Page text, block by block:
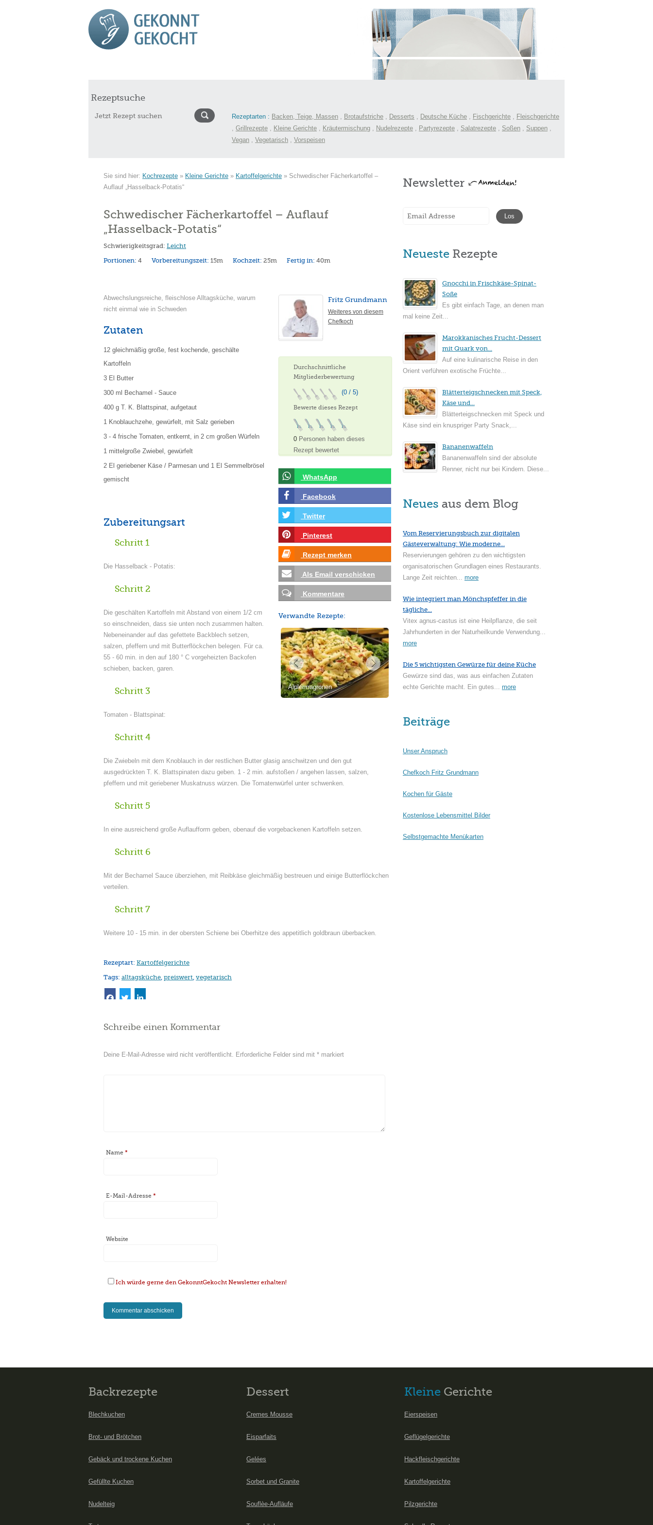
Blog
Rezeptsuche
Rezeptarten : Backen, Teige, Massen , Brotaufstriche , Desserts , Deutsche Küche , Fischgerichte , Fleischgerichte
, Grillrezepte , Kleine Gerichte , Kräutermischung , Nudelrezepte , Partyrezepte , Salatrezepte , Soßen , Suppen ,
Vegan , Vegetarisch , Vorspeisen
Sie sind hier: Kochrezepte » Kleine Gerichte » Kartoffelgerichte » Schwedischer Fächerkartoffel –
Auflauf „Hasselback-Potatis“
Schwedischer Fächerkartoffel – Auflauf
„Hasselback-Potatis“
Schwierigkeitsgrad: Leicht
Portionen: 4 Vorbereitungszeit: 15m Kochzeit: 25m Fertig in: 40m
Fritz Grundmann
Weiteres von diesem
Chefkoch
Durchschnittliche
Mitgliederbewertung
(0 / 5)
Bewerte dieses Rezept
0 Personen haben dieses
Rezept bewertet
WhatsApp
Facebook
Twitter
Pinterest
Rezept merken
Als Email verschicken
Kommentare
Verwandte Rezepte:
Älplermagronen
Abwechslungsreiche, fleischlose Alltagsküche, warum
nicht einmal wie in Schweden
Zutaten
12 gleichmäßig große, fest kochende, geschälte
Kartoffeln
3 El Butter
300 ml Bechamel - Sauce
400 g T. K. Blattspinat, aufgetaut
1 Knoblauchzehe, gewürfelt, mit Salz gerieben
3 - 4 frische Tomaten, entkernt, in 2 cm großen Würfeln
1 mittelgroße Zwiebel, gewürfelt
2 El geriebener Käse / Parmesan und 1 El Semmelbrösel
gemischt
Zubereitungsart
Schritt 1
Die Hasselback - Potatis:
Schritt 2
Die geschälten Kartoffeln mit Abstand von einem 1/2 cm
so einschneiden, dass sie unten noch zusammen halten.
Nebeneinander auf das gefettete Backblech setzen,
salzen, pfeffern und mit Butterflöckchen belegen. Für ca.
55 - 60 min. in den auf 180 ° C vorgeheizten Backofen
schieben, backen, garen.
Schritt 3
Tomaten - Blattspinat:
Schritt 4
Die Zwiebeln mit dem Knoblauch in der restlichen Butter glasig anschwitzen und den gut
ausgedrückten T. K. Blattspinaten dazu geben. 1 - 2 min. aufstoßen / angehen lassen, salzen,
pfeffern und mit geriebener Muskatnuss würzen. Die Tomatenwürfel unter schwenken.
Schritt 5
In eine ausreichend große Auflaufform geben, obenauf die vorgebackenen Kartoffeln setzen.
Schritt 6
Mit der Bechamel Sauce überziehen, mit Reibkäse gleichmäßig bestreuen und einige Butterflöckchen
verteilen.
Schritt 7
Weitere 10 - 15 min. in der obersten Schiene bei Oberhitze des appetitlich goldbraun überbacken.
Rezeptart: Kartoffelgerichte
Tags: alltagsküche, preiswert, vegetarisch
Schreibe einen Kommentar
Deine E-Mail-Adresse wird nicht veröffentlicht. Erforderliche Felder sind mit * markiert
Name *
E-Mail-Adresse *
Website
Ich würde gerne den GekonntGekocht Newsletter erhalten!
Newsletter
Neueste Rezepte
Gnocchi in Frischkäse-Spinat-
Soße
Es gibt einfach Tage, an denen man
mal keine Zeit...
Marokkanisches Frucht-Dessert
mit Quark von...
Auf eine kulinarische Reise in den
Orient verführen exotische Früchte...
Blätterteigschnecken mit Speck,
Käse und...
Blätterteigschnecken mit Speck und
Käse sind ein knuspriger Party Snack,...
Bananenwaffeln
Bananenwaffeln sind der absolute
Renner, nicht nur bei Kindern. Diese...
Neues aus dem Blog
Vom Reservierungsbuch zur digitalen
Gästeverwaltung: Wie moderne...
Reservierungen gehören zu den wichtigsten
organisatorischen Grundlagen eines Restaurants.
Lange Zeit reichten... more
Wie integriert man Mönchspfeffer in die
tägliche...
Vitex agnus-castus ist eine Heilpflanze, die seit
Jahrhunderten in der Naturheilkunde Verwendung...
more
Die 5 wichtigsten Gewürze für deine Küche
Gewürze sind das, was aus einfachen Zutaten
echte Gerichte macht. Ein gutes... more
Beiträge
Unser Anspruch
Chefkoch Fritz Grundmann
Kochen für Gäste
Kostenlose Lebensmittel Bilder
Selbstgemachte Menükarten
Backrezepte
Blechkuchen
Brot- und Brötchen
Gebäck und trockene Kuchen
Gefüllte Kuchen
Nudelteig
Dessert
Cremes Mousse
Eisparfaits
Gelées
Sorbet und Granite
Souflèe-Aufläufe
Kleine Gerichte
Eierspeisen
Geflügelgerichte
Hackfleischgerichte
Kartoffelgerichte
Pilzgerichte